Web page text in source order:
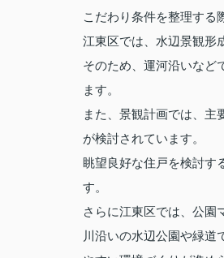
こだわり条件を整理する
江東区では、水辺景観形
そのため、運河沿いなど
ます。
また、景観計画では、主
が検討されています。
眺望良好な住戸を検討す
す。
さらに江東区では、公園
川沿いの水辺公園や緑道